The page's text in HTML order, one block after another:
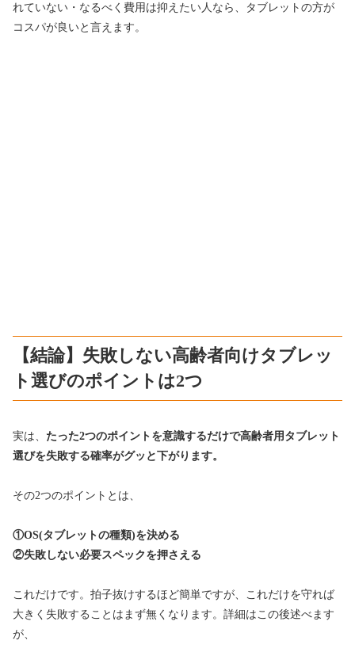
れていない・なるべく費用は抑えたい人なら、タブレットの方が
コスパが良いと言えます。
【結論】失敗しない高齢者向けタブレッ
ト選びのポイントは2つ
実は、 たった2つのポイントを意識するだけで高齢者用タブレット
選びを失敗する確率がグッと下がります。
その2つのポイントとは、
①OS(タブレットの種類)を決める
②失敗しない必要スペックを押さえる
これだけです。拍子抜けするほど簡単ですが、これだけを守れば
大きく失敗することはまず無くなります。詳細はこの後述べます
が、